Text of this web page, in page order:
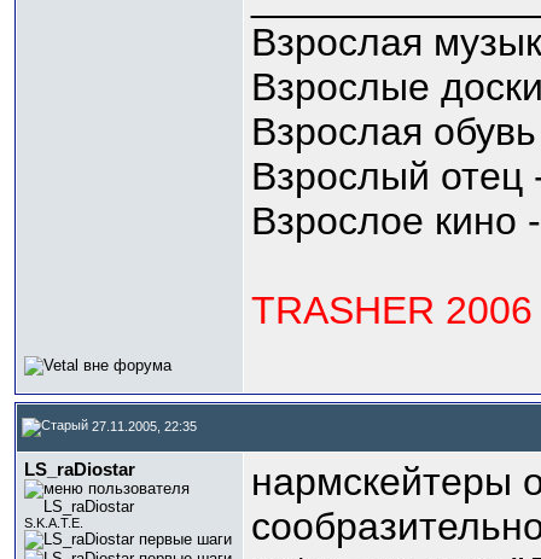
Взрослая
Взрослые
Взрослая
Взрослый
Взрослое кино
TRASHER 2006
27.11.2005, 22:35
LS_raDiostar
S.K.A.T.E.
нармскейтеры